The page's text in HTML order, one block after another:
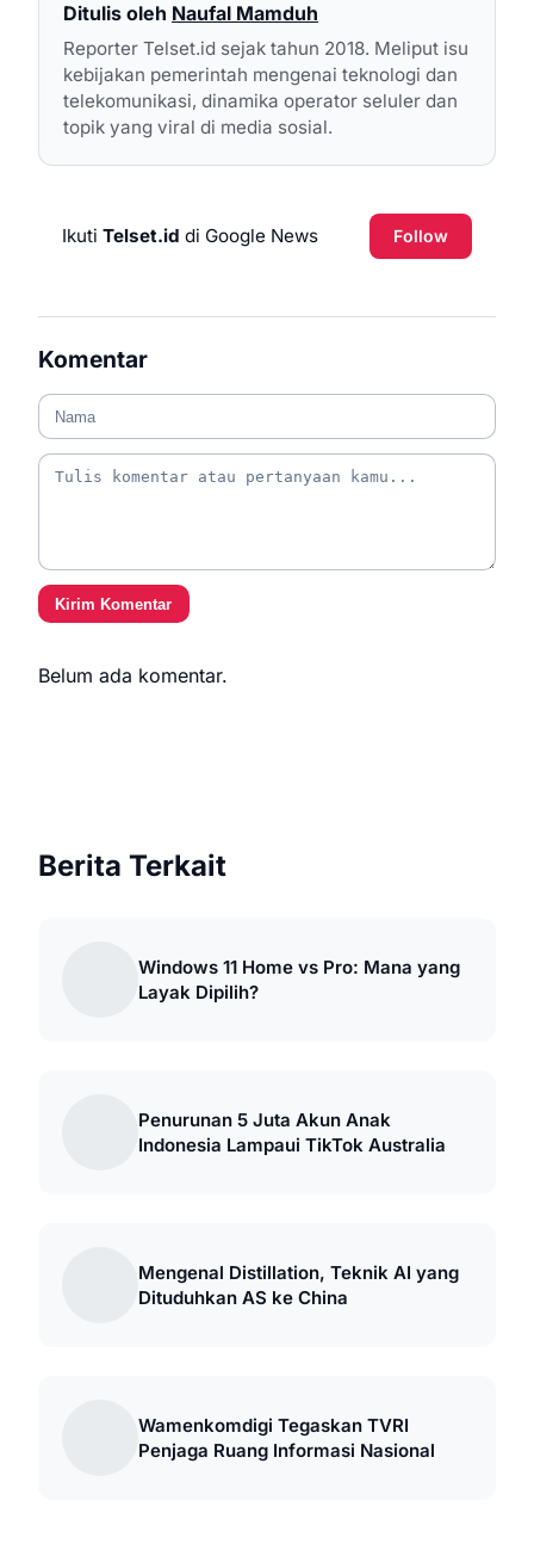
Ditulis oleh Naufal Mamduh
Reporter Telset.id sejak tahun 2018. Meliput isu
kebijakan pemerintah mengenai teknologi dan
telekomunikasi, dinamika operator seluler dan
topik yang viral di media sosial.
Ikuti Telset.id di Google News Follow
Komentar
Kirim Komentar
Belum ada komentar.
Berita Terkait
Windows 11 Home vs Pro: Mana yang
Layak Dipilih?
Penurunan 5 Juta Akun Anak
Indonesia Lampaui TikTok Australia
Mengenal Distillation, Teknik AI yang
Dituduhkan AS ke China
Wamenkomdigi Tegaskan TVRI
Penjaga Ruang Informasi Nasional